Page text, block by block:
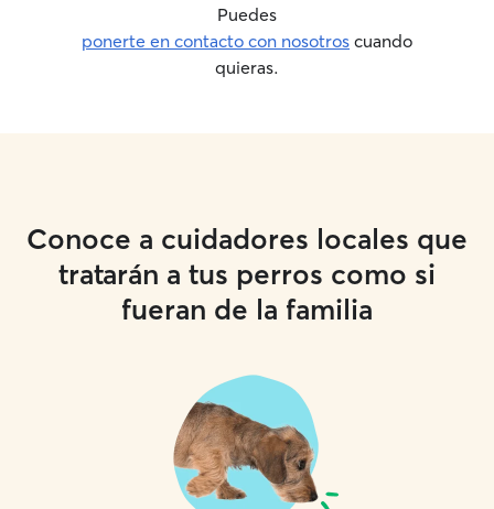
Puedes
ponerte en contacto con nosotros cuando
quieras.
Conoce a cuidadores locales que
tratarán a tus perros como si
fueran de la familia